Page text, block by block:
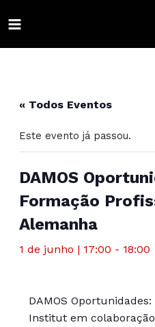
para
conteúdo
« Todos Eventos
Este evento já passou.
DAMOS
Formação
Alemanha
1 de junho | 17:00 - 18:00
DAMOS
Institut em